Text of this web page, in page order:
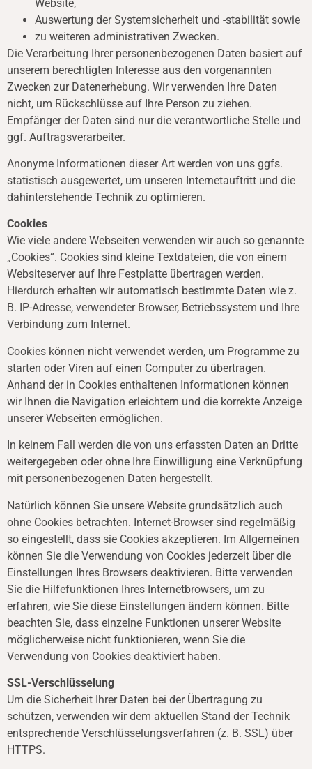
Website,
Auswertung der Systemsicherheit und -stabilität sowie
zu weiteren administrativen Zwecken.
Die Verarbeitung Ihrer personenbezogenen Daten basiert auf
unserem berechtigten Interesse aus den vorgenannten
Zwecken zur Datenerhebung. Wir verwenden Ihre Daten
nicht, um Rückschlüsse auf Ihre Person zu ziehen.
Empfänger der Daten sind nur die verantwortliche Stelle und
ggf. Auftragsverarbeiter.
Anonyme Informationen dieser Art werden von uns ggfs.
statistisch ausgewertet, um unseren Internetauftritt und die
dahinterstehende Technik zu optimieren.
Cookies
Wie viele andere Webseiten verwenden wir auch so genannte
„Cookies“. Cookies sind kleine Textdateien, die von einem
Websiteserver auf Ihre Festplatte übertragen werden.
Hierdurch erhalten wir automatisch bestimmte Daten wie z.
B. IP-Adresse, verwendeter Browser, Betriebssystem und Ihre
Verbindung zum Internet.
Cookies können nicht verwendet werden, um Programme zu
starten oder Viren auf einen Computer zu übertragen.
Anhand der in Cookies enthaltenen Informationen können
wir Ihnen die Navigation erleichtern und die korrekte Anzeige
unserer Webseiten ermöglichen.
In keinem Fall werden die von uns erfassten Daten an Dritte
weitergegeben oder ohne Ihre Einwilligung eine Verknüpfung
mit personenbezogenen Daten hergestellt.
Natürlich können Sie unsere Website grundsätzlich auch
ohne Cookies betrachten. Internet-Browser sind regelmäßig
so eingestellt, dass sie Cookies akzeptieren. Im Allgemeinen
können Sie die Verwendung von Cookies jederzeit über die
Einstellungen Ihres Browsers deaktivieren. Bitte verwenden
Sie die Hilfefunktionen Ihres Internetbrowsers, um zu
erfahren, wie Sie diese Einstellungen ändern können. Bitte
beachten Sie, dass einzelne Funktionen unserer Website
möglicherweise nicht funktionieren, wenn Sie die
Verwendung von Cookies deaktiviert haben.
SSL-Verschlüsselung
Um die Sicherheit Ihrer Daten bei der Übertragung zu
schützen, verwenden wir dem aktuellen Stand der Technik
entsprechende Verschlüsselungsverfahren (z. B. SSL) über
HTTPS.